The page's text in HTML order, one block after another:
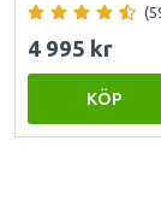
4 995 kr
KÖP